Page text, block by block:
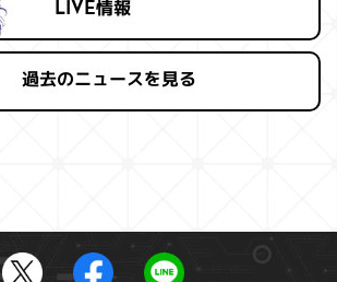
LIVE情報
過去のニュースを見る